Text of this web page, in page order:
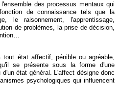
des processus mentaux qui
de connaissance tels que la
le raisonnement, l'apprentissage,
de problèmes, la prise de décision,
tout état affectif, pénible ou agréable,
se présente sous la forme d'une
état général. L'affect désigne donc
psychologiques qui influencent